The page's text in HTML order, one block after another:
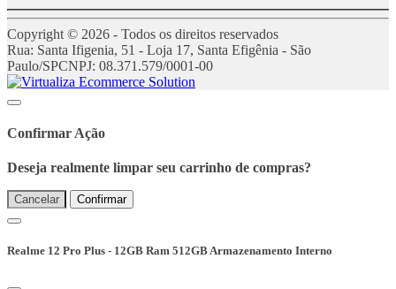
Copyright © 2026 - Todos os direitos reservados
Rua: Santa Ifigenia, 51 - Loja 17, Santa Efigênia - São
Paulo/SPCNPJ: 08.371.579/0001-00
Confirmar Ação
Deseja realmente limpar seu carrinho de compras?
Cancelar Confirmar
Realme 12 Pro Plus - 12GB Ram 512GB Armazenamento Interno